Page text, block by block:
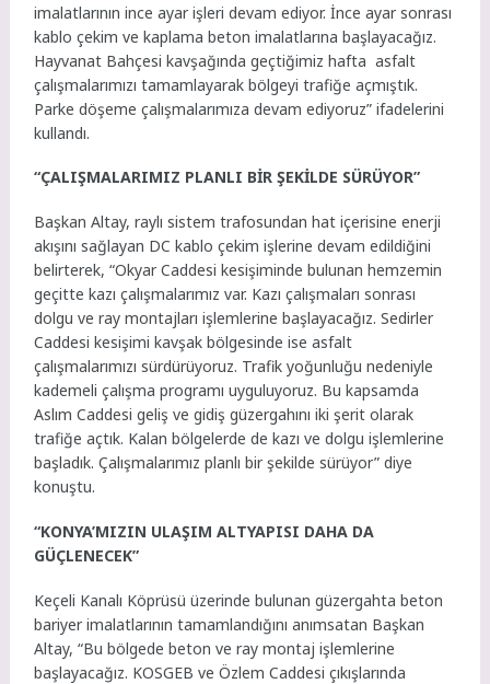
imalatlarının ince ayar işleri devam ediyor. İnce ayar sonrası
kablo çekim ve kaplama beton imalatlarına başlayacağız.
Hayvanat Bahçesi kavşağında geçtiğimiz hafta asfalt
çalışmalarımızı tamamlayarak bölgeyi trafiğe açmıştık.
Parke döşeme çalışmalarımıza devam ediyoruz” ifadelerini
kullandı.
“ÇALIŞMALARIMIZ PLANLI BİR ŞEKİLDE SÜRÜYOR”
Başkan Altay, raylı sistem trafosundan hat içerisine enerji
akışını sağlayan DC kablo çekim işlerine devam edildiğini
belirterek, “Okyar Caddesi kesişiminde bulunan hemzemin
geçitte kazı çalışmalarımız var. Kazı çalışmaları sonrası
dolgu ve ray montajları işlemlerine başlayacağız. Sedirler
Caddesi kesişimi kavşak bölgesinde ise asfalt
çalışmalarımızı sürdürüyoruz. Trafik yoğunluğu nedeniyle
kademeli çalışma programı uyguluyoruz. Bu kapsamda
Aslım Caddesi geliş ve gidiş güzergahını iki şerit olarak
trafiğe açtık. Kalan bölgelerde de kazı ve dolgu işlemlerine
başladık. Çalışmalarımız planlı bir şekilde sürüyor” diye
konuştu.
“KONYA’MIZIN ULAŞIM ALTYAPISI DAHA DA
GÜÇLENECEK”
Keçeli Kanalı Köprüsü üzerinde bulunan güzergahta beton
bariyer imalatlarının tamamlandığını anımsatan Başkan
Altay, “Bu bölgede beton ve ray montaj işlemlerine
başlayacağız. KOSGEB ve Özlem Caddesi çıkışlarında